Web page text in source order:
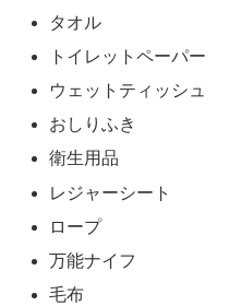
タオル
トイレットペーパー
ウェットティッシュ
おしりふき
衛生用品
レジャーシート
ロープ
万能ナイフ
毛布